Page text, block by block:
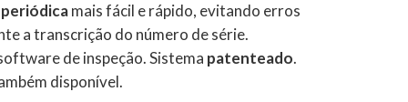
mais fácil e rápido, evitando erros
a transcrição do número de série.
de inspeção. Sistema patenteado.
disponível.